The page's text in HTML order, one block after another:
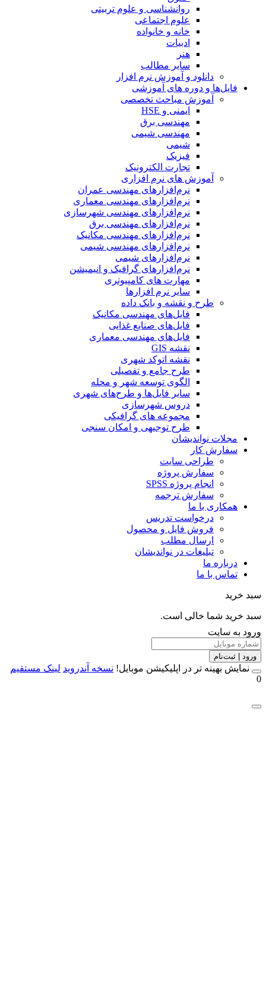
روانشناسی و علوم تربیتی
علوم اجتماعی
خانه و خانواده
ادبیات
هنر
سایر مطالب
دانلود و آموزش نرم افزار
فایل‌ها و دوره های آموزشی
آموزش مباحث تخصصی
ایمنی و HSE
مهندسی برق
مهندسی شیمی
شیمی
فیزیک
تجارت الکترونیک
آموزش های نرم افزاری
نرم‌افزارهای مهندسی عمران
نرم‌افزارهای مهندسی معماری
نرم‌افزارهای مهندسی شهرسازی
نرم‌افزارهای مهندسی برق
نرم‌افزارهای مهندسی مکانیک
نرم‌افزارهای مهندسی شیمی
نرم‌افزارهای شیمی
نرم‌افزارهای گرافیک و انیمیشن
مهارت های کامپیوتری
سایر نرم افزارها
طرح و نقشه و بانک داده
فایل‌های مهندسی مکانیک
فایل‌های صنایع غذایی
فایل‌های مهندسی معماری
نقشه GIS
نقشه اتوکد شهری
طرح جامع و تفصیلی
الگوی توسعه شهر و محله
سایر فایل‌ها و طرح‌های شهری
دروس شهرسازی
مجموعه های گرافیکی
طرح توجیهی و امکان سنجی
مجلات نواندیشان
سفارش کار
طراحی سایت
سفارش پروژه
انجام پروژه SPSS
سفارش ترجمه
همکاری با ما
درخواست تدریس
فروش فایل و محصول
ارسال مطلب
تبلیغات در نواندیشان
درباره ما
تماس با ما
خرید شما خالی است.
به سایت
| ثبت‌نام
بهینه تر در اپلیکیشن موبایل!نسخه آندروید لینک مستقیم